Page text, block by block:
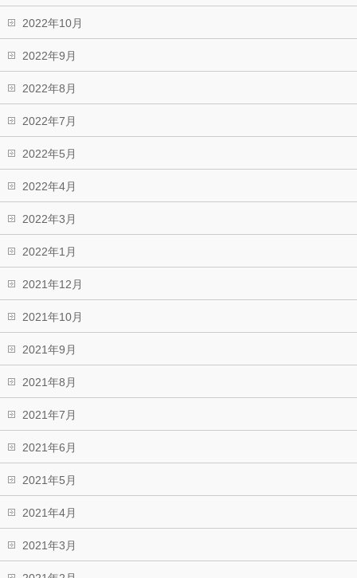
2022年10月
2022年9月
2022年8月
2022年7月
2022年5月
2022年4月
2022年3月
2022年1月
2021年12月
2021年10月
2021年9月
2021年8月
2021年7月
2021年6月
2021年5月
2021年4月
2021年3月